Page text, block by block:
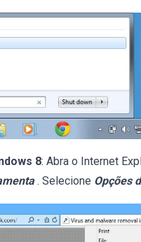
8: Abra o Internet
. Selecione Opções